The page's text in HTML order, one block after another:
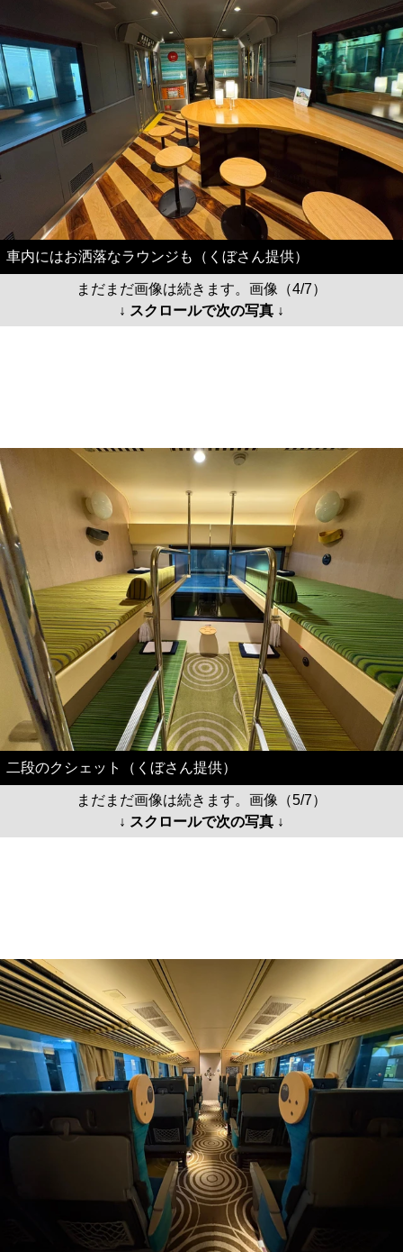
車内にはお洒落なラウンジも（くぼさん提供）
まだまだ画像は続きます。画像（4/7）
↓ スクロールで次の写真 ↓
二段のクシェット（くぼさん提供）
まだまだ画像は続きます。画像（5/7）
↓ スクロールで次の写真 ↓